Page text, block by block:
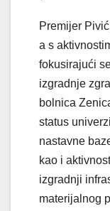
Premijer
a s
fokusirajući
izgradnje
bolnica
status
nastavne
kao i
izgradnji
materijalnog